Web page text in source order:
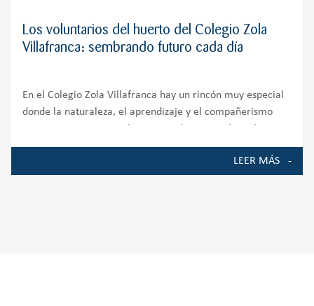
Los voluntarios del huerto del Colegio Zola
Villafranca: sembrando futuro cada día
En el Colegio Zola Villafranca hay un rincón muy especial
donde la naturaleza, el aprendizaje y el compañerismo
un espacio de cultivo; es un auténtico entorno de
LEER MÁS